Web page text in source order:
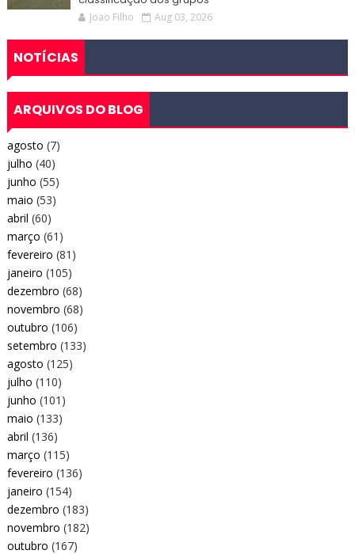
Joao Filho Aug 03, 2026
NOTÍCIAS
ARQUIVOS DO BLOG
agosto (7)
julho (40)
junho (55)
maio (53)
abril (60)
março (61)
fevereiro (81)
janeiro (105)
dezembro (68)
novembro (68)
outubro (106)
setembro (133)
agosto (125)
julho (110)
junho (101)
maio (133)
abril (136)
março (115)
fevereiro (136)
janeiro (154)
dezembro (183)
novembro (182)
outubro (167)